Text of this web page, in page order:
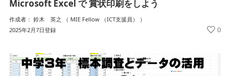
Microsoft Excel で 賞状印刷をしよう
作成者： 鈴木 英之 （ MIE Fellow （ICT支援員） ）
2025年2月7日登録
0